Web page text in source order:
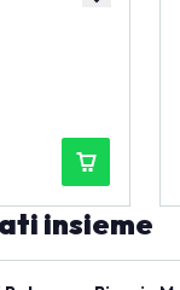
insieme